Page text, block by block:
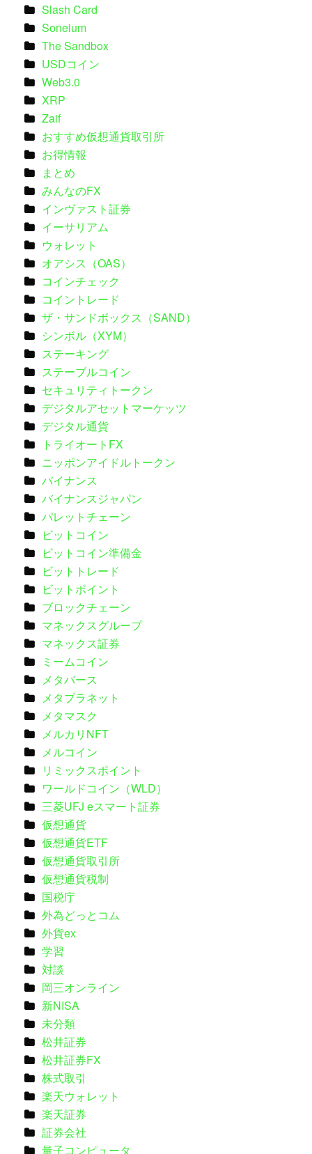
Slash Card
Soneium
The Sandbox
USDコイン
Web3.0
XRP
Zaif
おすすめ仮想通貨取引所
お得情報
まとめ
みんなのFX
インヴァスト証券
イーサリアム
ウォレット
オアシス（OAS）
コインチェック
コイントレード
ザ・サンドボックス（SAND）
シンボル（XYM）
ステーキング
ステーブルコイン
セキュリティトークン
デジタルアセットマーケッツ
デジタル通貨
トライオートFX
ニッポンアイドルトークン
バイナンス
バイナンスジャパン
パレットチェーン
ビットコイン
ビットコイン準備金
ビットトレード
ビットポイント
ブロックチェーン
マネックスグループ
マネックス証券
ミームコイン
メタバース
メタプラネット
メタマスク
メルカリNFT
メルコイン
リミックスポイント
ワールドコイン（WLD）
三菱UFJ eスマート証券
仮想通貨
仮想通貨ETF
仮想通貨取引所
仮想通貨税制
国税庁
外為どっとコム
外貨ex
学習
対談
岡三オンライン
新NISA
未分類
松井証券
松井証券FX
株式取引
楽天ウォレット
楽天証券
証券会社
量子コンピュータ